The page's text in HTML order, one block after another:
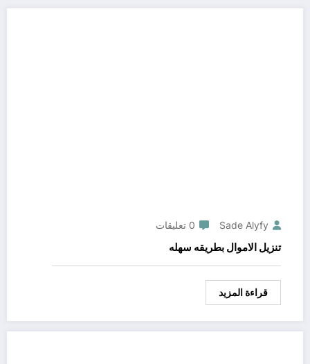
Sade Alyfy 0 تعليقات
تنزيل الاموال بطريقه سهله
قراءة المزيد